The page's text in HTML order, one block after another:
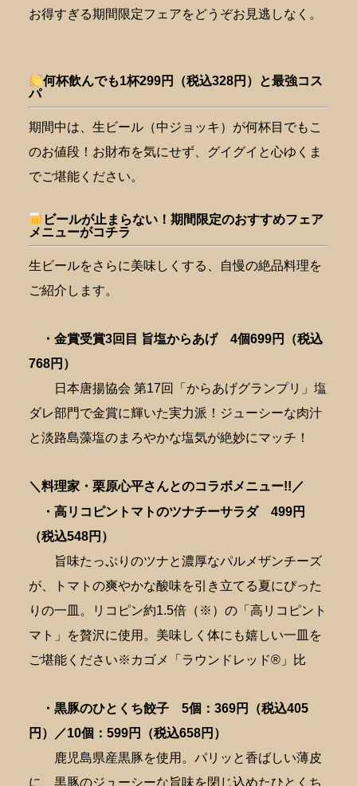
お得すぎる期間限定フェアをどうぞお見逃しなく。
何杯飲んでも1杯299円（税込328円）と最強コス
パ
期間中は、生ビール（中ジョッキ）が何杯目でもこ
のお値段！お財布を気にせず、グイグイと心ゆくま
でご堪能ください。
ビールが止まらない！期間限定のおすすめフェア
メニューがコチラ
生ビールをさらに美味しくする、自慢の絶品料理を
ご紹介します。
・金賞受賞3回目 旨塩からあげ 4個699円（税込
768円）
日本唐揚協会 第17回「からあげグランプリ」塩
ダレ部門で金賞に輝いた実力派！ジューシーな肉汁
と淡路島藻塩のまろやかな塩気が絶妙にマッチ！
＼料理家・栗原心平さんとのコラボメニュー!!／
・高リコピントマトのツナチーサラダ 499円
（税込548円）
旨味たっぷりのツナと濃厚なパルメザンチーズ
が、トマトの爽やかな酸味を引き立てる夏にぴった
りの一皿。リコピン約1.5倍（※）の「高リコピント
マト」を贅沢に使用。美味しく体にも嬉しい一皿を
ご堪能ください※カゴメ「ラウンドレッド®」比
・黒豚のひとくち餃子 5個：369円（税込405
円）／10個 ：599円（税込658円）
鹿児島県産黒豚を使用。パリッと香ばしい薄皮
に、黒豚のジューシーな旨味を閉じ込めたひとくち